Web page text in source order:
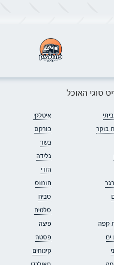
סוגי האוכל
איטלקי
בוקר
בורקס
בשר
גלידה
הודי
חומוס
סביח
סלטים
קפה
פיצה
ים
פסטה
קינוחים